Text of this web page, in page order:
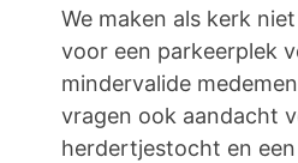
We maken als kerk niet
voor een parkeerplek
mindervalide
vragen ook aandacht
herdertjestocht en